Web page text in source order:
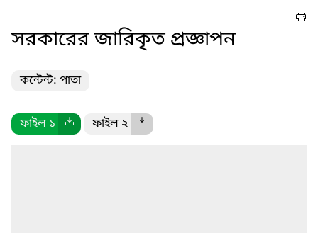
সরকারের জারিকৃত প্রজ্ঞাপন
কন্টেন্ট: পাতা
ফাইল ১ ফাইল ২